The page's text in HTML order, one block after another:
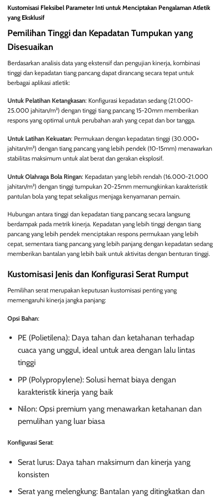
Kustomisasi Fleksibel Parameter Inti untuk Menciptakan Pengalaman Atletik
yang Eksklusif
Pemilihan Tinggi dan Kepadatan Tumpukan yang
Disesuaikan
Berdasarkan analisis data yang ekstensif dan pengujian kinerja, kombinasi
tinggi dan kepadatan tiang pancang dapat dirancang secara tepat untuk
berbagai aplikasi atletik:
Untuk Pelatihan Ketangkasan: Konfigurasi kepadatan sedang (21.000-
25.000 jahitan/m²) dengan tinggi tiang pancang 15-20mm memberikan
respons yang optimal untuk perubahan arah yang cepat dan bor tangga.
Untuk Latihan Kekuatan: Permukaan dengan kepadatan tinggi (30.000+
jahitan/m²) dengan tiang pancang yang lebih pendek (10-15mm) menawarkan
stabilitas maksimum untuk alat berat dan gerakan eksplosif.
Untuk Olahraga Bola Ringan: Kepadatan yang lebih rendah (16.000-21.000
jahitan/m²) dengan tinggi tumpukan 20-25mm memungkinkan karakteristik
pantulan bola yang tepat sekaligus menjaga kenyamanan pemain.
Hubungan antara tinggi dan kepadatan tiang pancang secara langsung
berdampak pada metrik kinerja. Kepadatan yang lebih tinggi dengan tiang
pancang yang lebih pendek menciptakan respons permukaan yang lebih
cepat, sementara tiang pancang yang lebih panjang dengan kepadatan sedang
memberikan bantalan yang lebih baik untuk aktivitas dengan benturan tinggi.
Kustomisasi Jenis dan Konfigurasi Serat Rumput
Pemilihan serat merupakan keputusan kustomisasi penting yang
memengaruhi kinerja jangka panjang:
Opsi Bahan:
PE (Polietilena): Daya tahan dan ketahanan terhadap
cuaca yang unggul, ideal untuk area dengan lalu lintas
tinggi
PP (Polypropylene): Solusi hemat biaya dengan
karakteristik kinerja yang baik
Nilon: Opsi premium yang menawarkan ketahanan dan
pemulihan yang luar biasa
Konfigurasi Serat:
Serat lurus: Daya tahan maksimum dan kinerja yang
konsisten
Serat yang melengkung: Bantalan yang ditingkatkan dan